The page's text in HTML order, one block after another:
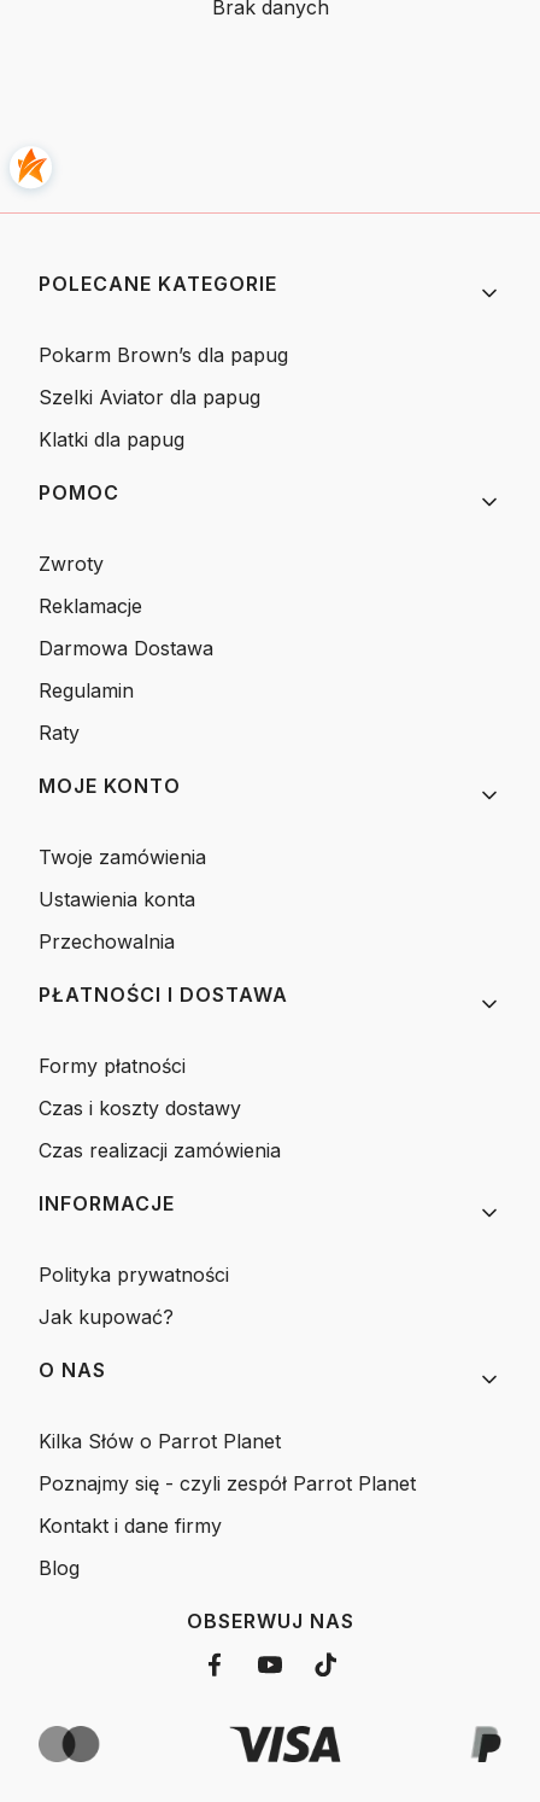
Brak danych
Linki w stopce
POLECANE KATEGORIE
Pokarm Brown’s dla papug
Szelki Aviator dla papug
Klatki dla papug
POMOC
Zwroty
Reklamacje
Darmowa Dostawa
Regulamin
Raty
MOJE KONTO
Twoje zamówienia
Ustawienia konta
Przechowalnia
PŁATNOŚCI I DOSTAWA
Formy płatności
Czas i koszty dostawy
Czas realizacji zamówienia
INFORMACJE
Polityka prywatności
Jak kupować?
O NAS
Kilka Słów o Parrot Planet
Poznajmy się - czyli zespół Parrot Planet
Kontakt i dane firmy
Blog
OBSERWUJ NAS